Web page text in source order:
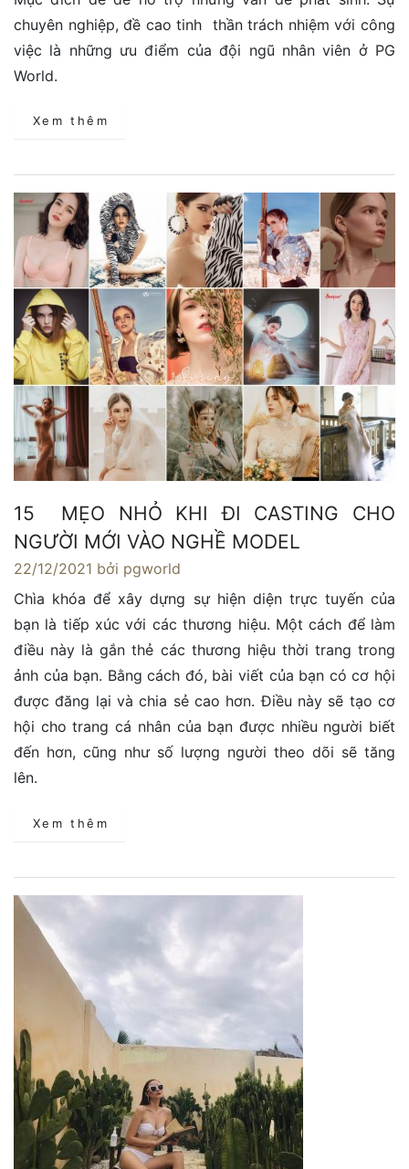
chuyên nghiệp, đề cao tinh thần trách nhiệm với công
việc là những ưu điểm của đội ngũ nhân viên ở PG
World.
Xem thêm
15 MẸO NHỎ KHI ĐI CASTING CHO
NGƯỜI MỚI VÀO NGHỀ MODEL
22/12/2021 bởi pgworld
Chìa khóa để xây dựng sự hiện diện trực tuyến của
bạn là tiếp xúc với các thương hiệu. Một cách để làm
điều này là gắn thẻ các thương hiệu thời trang trong
ảnh của bạn. Bằng cách đó, bài viết của bạn có cơ hội
được đăng lại và chia sẻ cao hơn. Điều này sẽ tạo cơ
hội cho trang cá nhân của bạn được nhiều người biết
đến hơn, cũng như số lượng người theo dõi sẽ tăng
lên.
Xem thêm